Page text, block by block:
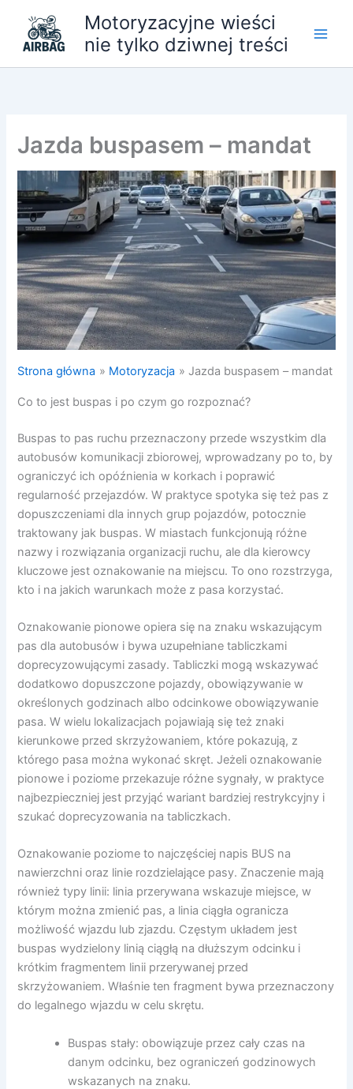
treści
Motoryzacyjne wieści
nie tylko dziwnej treści
Jazda buspasem – mandat
Strona główna Motoryzacja Jazda buspasem – mandat
Co to jest buspas i po czym go rozpoznać?
Buspas to pas ruchu przeznaczony przede wszystkim dla
autobusów komunikacji zbiorowej, wprowadzany po to, by
ograniczyć ich opóźnienia w korkach i poprawić
regularność przejazdów. W praktyce spotyka się też pas z
dopuszczeniami dla innych grup pojazdów, potocznie
traktowany jak buspas. W miastach funkcjonują różne
nazwy i rozwiązania organizacji ruchu, ale dla kierowcy
kluczowe jest oznakowanie na miejscu. To ono rozstrzyga,
kto i na jakich warunkach może z pasa korzystać.
Oznakowanie pionowe opiera się na znaku wskazującym
pas dla autobusów i bywa uzupełniane tabliczkami
doprecyzowującymi zasady. Tabliczki mogą wskazywać
dodatkowo dopuszczone pojazdy, obowiązywanie w
określonych godzinach albo odcinkowe obowiązywanie
pasa. W wielu lokalizacjach pojawiają się też znaki
kierunkowe przed skrzyżowaniem, które pokazują, z
którego pasa można wykonać skręt. Jeżeli oznakowanie
pionowe i poziome przekazuje różne sygnały, w praktyce
najbezpieczniej jest przyjąć wariant bardziej restrykcyjny i
szukać doprecyzowania na tabliczkach.
Oznakowanie poziome to najczęściej napis BUS na
nawierzchni oraz linie rozdzielające pasy. Znaczenie mają
również typy linii: linia przerywana wskazuje miejsce, w
którym można zmienić pas, a linia ciągła ogranicza
możliwość wjazdu lub zjazdu. Częstym układem jest
buspas wydzielony linią ciągłą na dłuższym odcinku i
krótkim fragmentem linii przerywanej przed
skrzyżowaniem. Właśnie ten fragment bywa przeznaczony
do legalnego wjazdu w celu skrętu.
Buspas stały: obowiązuje przez cały czas na
danym odcinku, bez ograniczeń godzinowych
wskazanych na znaku.